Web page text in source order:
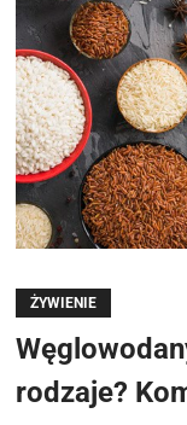
ŻYWIENIE
rodzaje?